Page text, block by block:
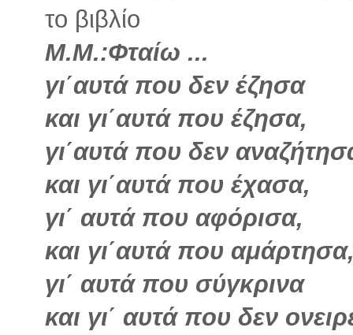
το βιβλίο
Μ.Μ.:Φταίω ...
γι΄αυτά που δεν έζησα
και γι΄αυτά που έζησα,
γι΄αυτά που δεν
και γι΄αυτά που έχασα,
γι΄ αυτά που αφόρισα,
και γι΄αυτά που
γι΄ αυτά που σύγκρινα
και γι΄ αυτά που δεν